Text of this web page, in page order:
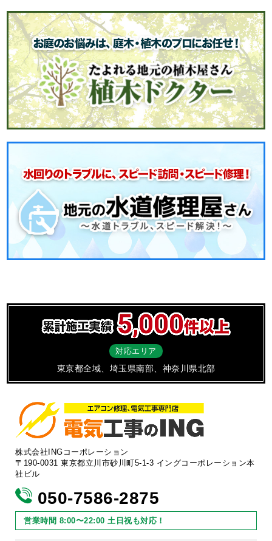
対応エリア
東京都全域、埼玉県南部、神奈川県北部
株式会社INGコーポレーション
〒190-0031 東京都立川市砂川町5-1-3 イングコーポレーション本
社ビル
050-7586-2875
営業時間 8:00〜22:00 土日祝も対応！